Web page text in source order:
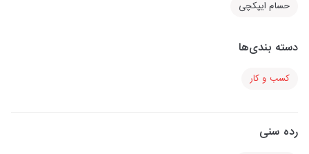
حسام ایپکچی
دسته بندی‌ها
کسب و کار
رده سنی